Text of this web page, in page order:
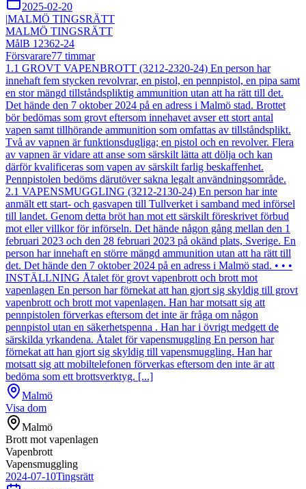
2025-02-20
|MALMÖ TINGSRÄTT
MALMÖ TINGSRÄTT
MålB 12362-24
Försvarare77 timmar
1.1 GROVT VAPENBROTT (3212-2320-24) En person har
innehaft fem stycken revolvrar, en pistol, en pennpistol, en pipa samt
en stor mängd tillståndspliktig ammunition utan att ha rätt till det.
Det hände den 7 oktober 2024 på en adress i Malmö stad. Brottet
bör bedömas som grovt eftersom innehavet avser ett stort antal
vapen samt tillhörande ammunition som omfattas av tillståndsplikt.
Två av vapnen är funktionsdugliga; en pistol och en revolver. Flera
av vapnen är vidare att anse som särskilt lätta att dölja och kan
därför kvalificeras som vapen av särskilt farlig beskaffenhet.
Pennpistolen bedöms därutöver sakna legalt användningsområde.
2.1 VAPENSMUGGLING (3212-2130-24) En person har inte
anmält ett start- och gasvapen till Tullverket i samband med införsel
till landet. Genom detta bröt han mot ett särskilt föreskrivet förbud
mot eller villkor för införseln. Det hände någon gång mellan den 1
februari 2023 och den 28 februari 2023 på okänd plats, Sverige. En
person har innehaft en större mängd ammunition utan att ha rätt till
det. Det hände den 7 oktober 2024 på en adress i Malmö stad. • • •
INSTÄLLNING Åtalet för grovt vapenbrott och brott mot
vapenlagen En person har förnekat att han gjort sig skyldig till grovt
vapenbrott och brott mot vapenlagen. Han har motsatt sig att
pennpistolen förverkas eftersom det inte är fråga om någon
pennpistol utan en säkerhetspenna . Han har i övrigt medgett de
särskilda yrkandena. Åtalet för vapensmuggling En person har
förnekat att han gjort sig skyldig till vapensmuggling. Han har
motsatt sig att mobiltelefonen förverkas eftersom den inte är att
bedöma som ett brottsverktyg. [...]
Malmö
Visa dom
Malmö
Brott mot vapenlagen
Vapenbrott
Vapensmuggling
2024-07-10Tingsrätt